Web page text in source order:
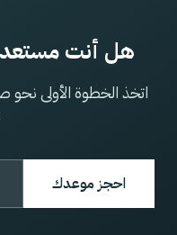
هل أنت مستعد
اتخذ الخطوة الأولى
احجز موعدك